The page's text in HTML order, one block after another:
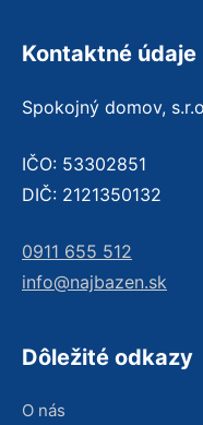
Kontaktné údaje
Spokojný domov,
IČO: 53302851
DIČ: 2121350132
0911 655 512
info@najbazen.sk
Dôležité odkazy
O nás